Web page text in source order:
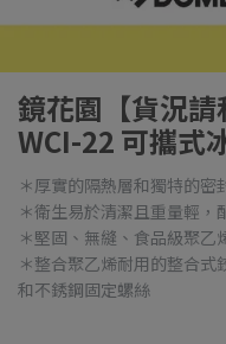
鏡花園【貨況
WCI-22 可攜式
＊厚實的隔熱層和獨特的密
＊衛生易於清潔且重量輕
＊堅固、無縫、食品級聚乙
＊整合聚乙烯耐用的整合
和不銹鋼固定螺絲